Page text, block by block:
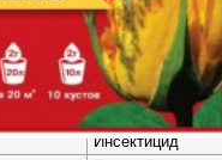
ВДГ (2 гр)
Защита растений
3
Инсектицид